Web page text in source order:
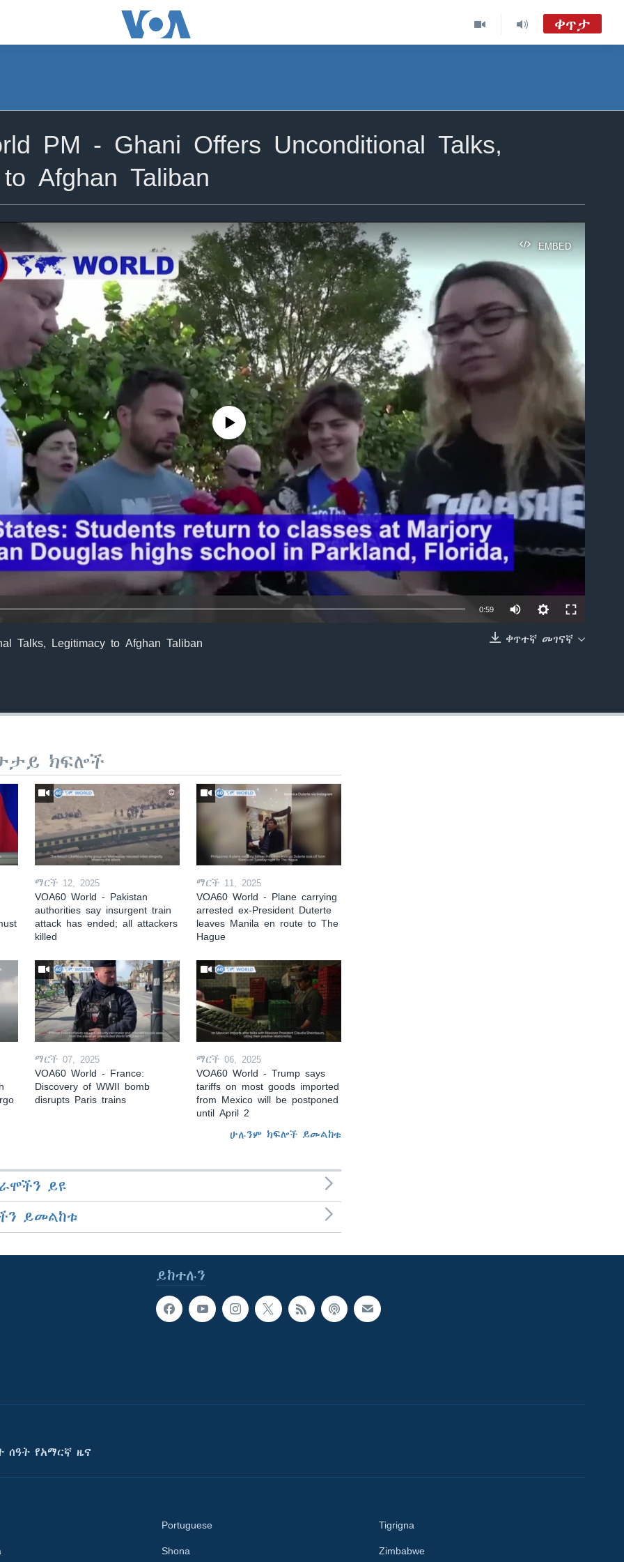
ቀጥታ
PM - Ghani Offers Unconditional Talks,
Afghan Taliban
EMBED
EMBED
No media source currently available
0:59
ቀጥተኛ መገናኛ
Talks, Legitimacy to Afghan Taliban
ክፍሎች
ማርች 12, 2025
VOA60 World - Pakistan
authorities say insurgent train
attack has ended; all attackers
killed
ማርች 11, 2025
VOA60 World - Plane carrying
arrested ex-President Duterte
leaves Manila en route to The
Hague
ማርች 07, 2025
VOA60 World - France:
Discovery of WWII bomb
disrupts Paris trains
ማርች 06, 2025
VOA60 World - Trump says
tariffs on most goods imported
from Mexico will be postponed
until April 2
ሁሉንም ክፍሎች ይመልከቱ
ይዩ
ይመልከቱ
ይከተሉን
ሰዓት የአማርኛ ዜና
Portuguese
Shona
Tigrigna
Zimbabwe